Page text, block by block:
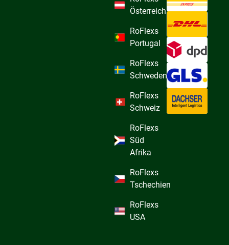
Österreich
RoFlexs
Portugal
RoFlexs
Schweden
RoFlexs
Schweiz
RoFlexs
Süd
Afrika
RoFlexs
Tschechien
RoFlexs
USA